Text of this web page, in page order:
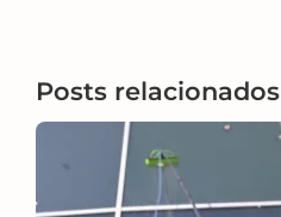
Posts relacionados